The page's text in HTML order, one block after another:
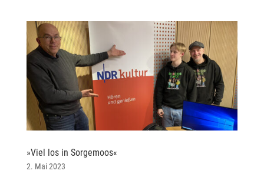
»Viel los in Sorgemoos«
2. Mai 2023